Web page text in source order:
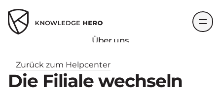
Über uns
Team
Kontakt
FAQ
Select Language
German
Zurück zum Helpcenter
Die Filiale wechseln